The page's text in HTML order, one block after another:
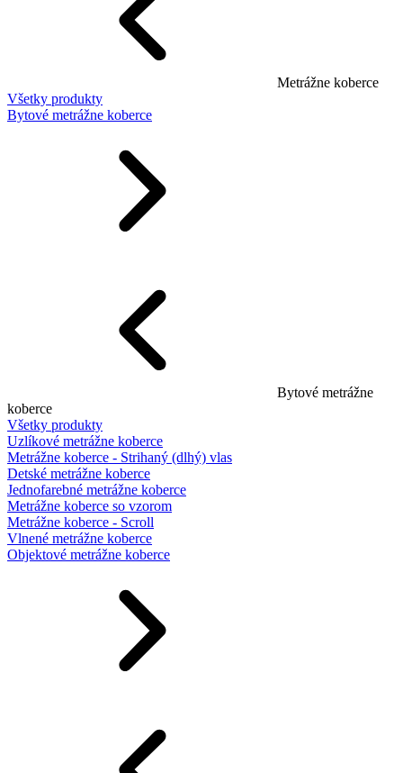
Metrážne koberce
Všetky produkty
Bytové metrážne koberce
Bytové metrážne
koberce
Všetky produkty
Uzlíkové metrážne koberce
Metrážne koberce - Strihaný (dlhý) vlas
Detské metrážne koberce
Jednofarebné metrážne koberce
Metrážne koberce so vzorom
Metrážne koberce - Scroll
Vlnené metrážne koberce
Objektové metrážne koberce